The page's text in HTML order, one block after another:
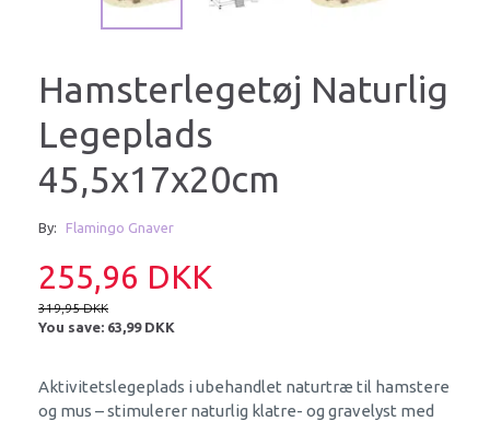
Hamsterlegetøj Naturlig
Legeplads
45,5x17x20cm
By: Flamingo Gnaver
255,96 DKK
319,95 DKK
You save: 63,99 DKK
Aktivitetslegeplads i ubehandlet naturtræ til hamstere
og mus – stimulerer naturlig klatre- og gravelyst med